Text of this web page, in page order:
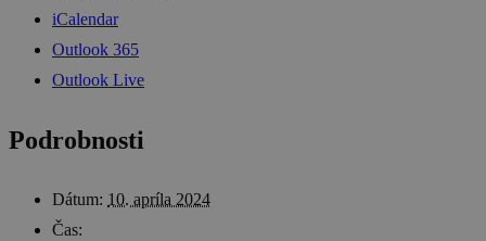
iCalendar
Outlook 365
Outlook Live
Podrobnosti
Dátum: 10. apríla 2024
Čas: